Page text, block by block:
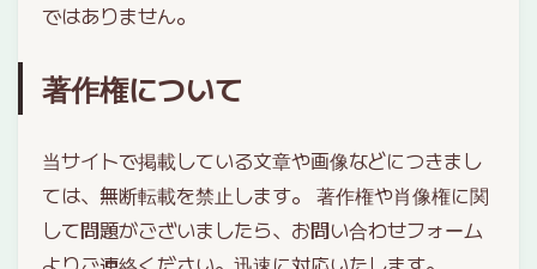
ではありません。
著作権について
当サイトで掲載している文章や画像などにつきまし
ては、無断転載を禁止します。 著作権や肖像権に関
して問題がございましたら、お問い合わせフォーム